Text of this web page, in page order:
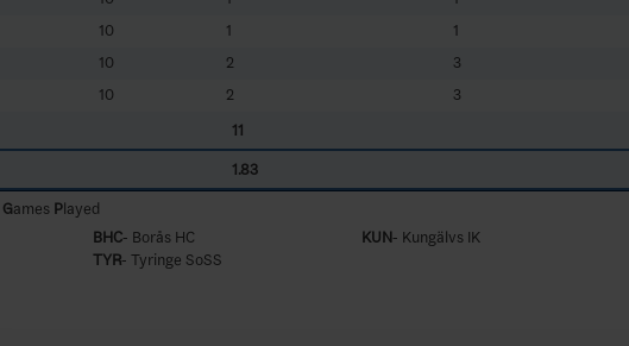
10 1 1
10 2 3
10 2 3
11
1.83
Games Played
BHC- Borås HC KUN- Kungälvs IK
TYR- Tyringe SoSS